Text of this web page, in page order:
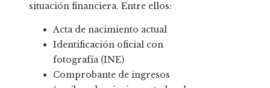
situación financiera. Entre ellos:
Acta de nacimiento actual
Identificación oficial con
fotografía (INE)
Comprobante de ingresos